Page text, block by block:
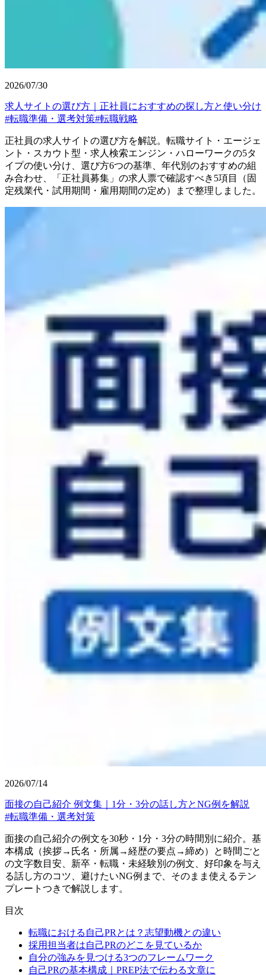
2026/07/30
求人サイトの選び方｜正社員におすすめの探し方と使い分け
#転職準備・選考対策#転職戦略
正社員の求人サイトの選び方を解説。転職サイト・エージェ
ント・スカウト型・求人検索エンジン・ハローワークの5タ
イプの使い分け、選び方6つの基準、年代別のおすすめの組
み合わせ、「正社員募集」の求人票で確認すべき5項目（固
定残業代・試用期間・雇用期間の定め）まで整理しました。
2026/07/14
面接の自己紹介 例文集｜1分・3分の話し方とNG例を解説
#転職準備・選考対策
面接の自己紹介の例文を30秒・1分・3分の時間別に紹介。基
本構成（挨拶→氏名・所属→経歴の要点→締め）と時間ごと
の文字数目安、新卒・転職・未経験別の例文、好印象を与え
る話し方のコツ、避けたいNG例まで、そのまま使えるテン
プレートつきで解説します。
目次
転職における自己PRとは？志望動機との違い
採用担当者は自己PRのどこを見ているか
自分の強みを見つける3つのフレームワーク
自己PRの基本構成｜PREP法で伝わる文章に